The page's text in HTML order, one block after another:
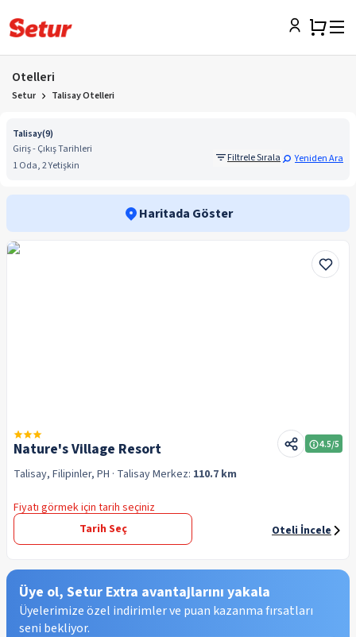
Otelleri
Setur Talisay Otelleri
Talisay(9)
Giriş - Çıkış Tarihleri
1 Oda, 2 Yetişkin
Filtrele Sırala Yeniden Ara
Haritada Göster
Nature's Village Resort 4.5/5
Talisay, Filipinler, PH · TalisayMerkez: 110.7 km
Fiyatı görmek için tarih seçiniz
Tarih Seç
Oteli İncele
Üye ol, Setur Extra avantajlarını yakala
Üyelerimize özel indirimler ve puan kazanma fırsatları
seni bekliyor.